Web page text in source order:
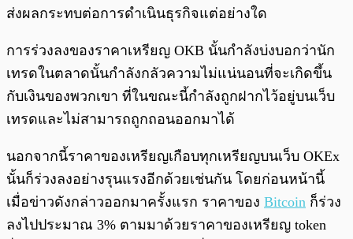
ส่งผลกระทบต่อการดำเนินธุรกิจแต่อย่างใด
การร่วงลงของราคาเหรียญ OKB นั้นกำลังบ่งบอกว่านัก
เทรดในตลาดนั้นกำลังกลัวความไม่แน่นอนที่จะเกิดขึ้น
กับเงินของพวกเขา ที่ในขณะนี้กำลังถูกฝากไว้อยู่บนเว็บ
เทรดและไม่สามารถถูกถอนออกมาได้
นอกจากนี้ราคาของเหรียญเกือบทุกเหรียญบนเว็บ OKEx
นั้นก็ร่วงลงอย่างรุนแรงอีกด้วยเช่นกัน โดยก่อนหน้านี้
เมื่อข่าวดังกล่าวออกมาครั้งแรก ราคาของ Bitcoin ก็ร่วง
ลงไปประมาณ 3% ตามมาด้วยราคาของเหรียญ token